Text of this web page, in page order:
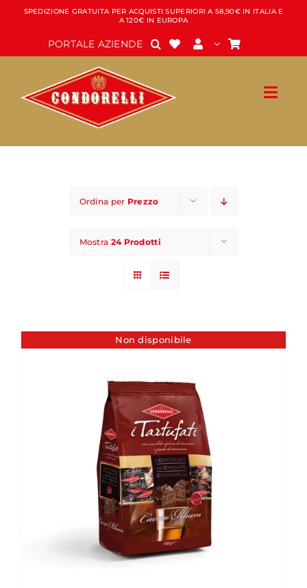
Salta
contenuto
SPEDIZIONE GRATUITA PER ACQUISTI SUPERIORI A 58,90€ IN ITALIA E
A 120€ IN EUROPA
PORTALE AZIENDE
Ordina per Prezzo
Mostra 24 Prodotti
Non disponibile